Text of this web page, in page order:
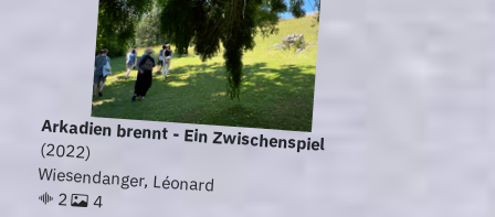
Arkadien brennt - Ein Zwischenspiel
(2022)
Wiesendanger, Léonard
2 4